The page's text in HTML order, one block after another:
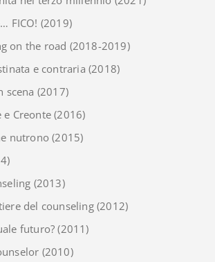
FICO! (2019)
on the road (2018-2019)
e contraria (2018)
scena (2017)
e Creonte(2016)
nutrono (2015)
(2013)
del counseling(2012)
futuro?(2011)
(2010)